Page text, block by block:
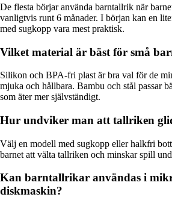
De flesta börjar använda barntallrik när
vanligtvis runt 6 månader. I början kan en
med sugkopp vara mest praktisk.
Vilket material är bäst för små
Silikon och BPA-fri plast är bra val för de
mjuka och hållbara. Bambu och stål passar
som äter mer självständigt.
Hur undviker man att tallriken
Välj en modell med sugkopp eller halkfri
barnet att välta tallriken och minskar spill
Kan barntallrikar användas i
diskmaskin?